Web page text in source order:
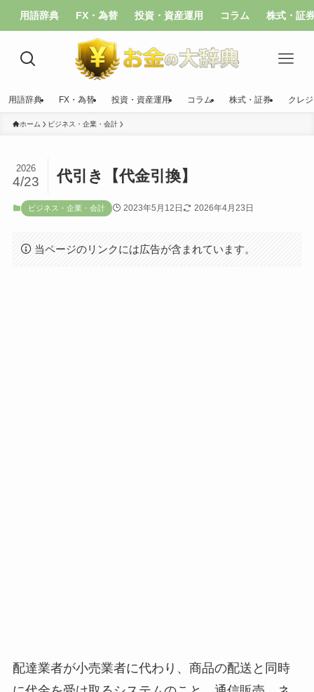
用語辞典 FX・為替 投資・資産運用 コラム 株式・証
用語辞典 FX・為替 投資・資産運用 コラム 株式・証券 クレ
ホーム ビジネス・企業・会計
代引き【代金引換】
2026
4/23
ビジネス・企業・会計 2023年5月12日 2026年4月23日
当ページのリンクには広告が含まれています。
配達業者が小売業者に代わり、商品の配送と同時